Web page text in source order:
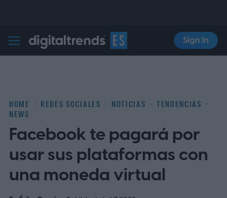
Digital Trends Español
Sign In
HOME REDES SOCIALES NOTICIAS
TENDENCIAS
NEWS
Facebook te pagará por
usar sus plataformas con
una moneda virtual